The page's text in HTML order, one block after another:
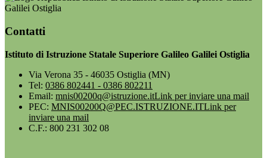
Galilei Ostiglia
Contatti
Istituto di Istruzione Statale Superiore Galileo Galilei Ostiglia
Via Verona 35 - 46035 Ostiglia (MN)
Tel: 0386 802441 - 0386 802211
Email: mnis00200q@istruzione.itLink per inviare una mail
PEC: MNIS00200Q@PEC.ISTRUZIONE.ITLink per
inviare una mail
C.F.: 800 231 302 08